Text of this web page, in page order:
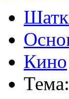
Кино
Тема: